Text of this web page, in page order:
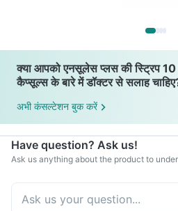
क्या आपको एनसूलेस प्लस की स्ट्रिप 10
कैप्सूल्स के बारे में डॉक्टर से सलाह
अभी कंसल्टेशन बुक करें
Have question? Ask us!
Ask us anything about the product to